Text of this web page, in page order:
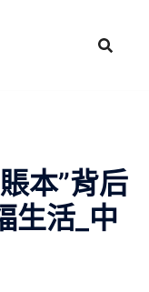
本”背后
生活_中